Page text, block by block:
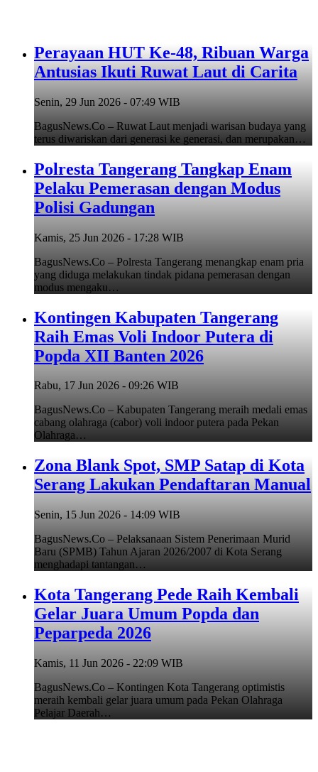
Perayaan HUT Ke-48, Ribuan Warga
Antusias Ikuti Ruwat Laut di Carita
Senin, 29 Jun 2026 - 07:49 WIB
BagusNews.Co – Ruwat Laut menjadi warisan budaya yang
terus diwariskan dari generasi ke generasi, dan merupakan…
Polresta Tangerang Tangkap Enam
Pelaku Pemerasan dengan Modus
Polisi Gadungan
Kamis, 25 Jun 2026 - 17:28 WIB
BagusNews.Co – Polresta Tangerang menangkap enam pria
yang diduga melakukan tindak pidana pemerasan dengan
modus mengaku…
Kontingen Kabupaten Tangerang
Raih Emas Voli Indoor Putera di
Popda XII Banten 2026
Rabu, 17 Jun 2026 - 09:26 WIB
BagusNews.Co – Kabupaten Tangerang meraih medali emas
cabang olahraga (cabor) voli indoor putera pada Pekan
Olahraga…
Zona Blank Spot, SMP Satap di Kota
Serang Lakukan Pendaftaran Manual
Senin, 15 Jun 2026 - 14:09 WIB
BagusNews.Co – Pelaksanaan Sistem Penerimaan Murid
Baru (SPMB) Tahun Ajaran 2026/2007 di Kota Serang
menghadapi tantangan…
Kota Tangerang Pede Raih Kembali
Gelar Juara Umum Popda dan
Peparpeda 2026
Kamis, 11 Jun 2026 - 22:09 WIB
BagusNews.Co – Kontingen Kota Tangerang optimistis
meraih kembali gelar juara umum pada Pekan Olahraga
Pelajar Daerah…